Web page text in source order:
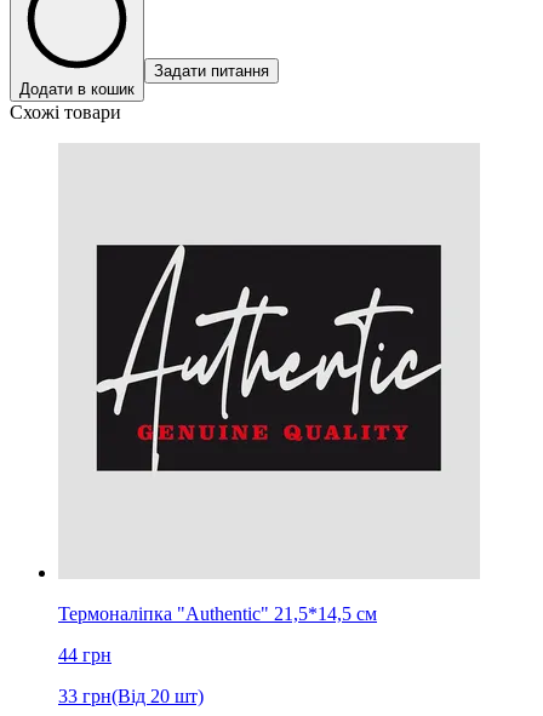
Додати в кошик
Задати питання
Схожі товари
Термоналіпка "Authentic" 21,5*14,5 см
44 грн
33 грн(Від 20 шт)